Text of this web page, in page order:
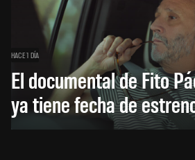
HACE 1 DÍA
El documental de Fito
ya tiene fecha de